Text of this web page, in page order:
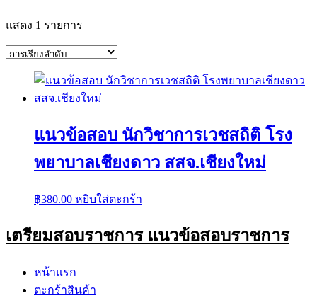
แสดง 1 รายการ
แนวข้อสอบ นักวิชาการเวชสถิติ โรง
พยาบาลเชียงดาว สสจ.เชียงใหม่
฿380.00 หยิบใส่ตะกร้า
เตรียมสอบราชการ แนวข้อสอบราชการ
หน้าแรก
ตะกร้าสินค้า